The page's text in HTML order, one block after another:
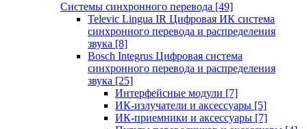
Системы синхронного перевода [49]
Televic Lingua IR Цифровая ИК система
синхронного перевода и распределения
звука [8]
Bosch Integrus Цифровая система
синхронного перевода и распределения
звука [25]
Интерфейсные модули [7]
ИК-излучатели и аксессуары [5]
ИК-приемники и аксессуары [7]